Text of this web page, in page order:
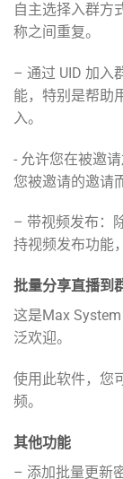
自主选择入群方
称之间重复。
– 通过 UID 加入
能，特别是帮助
入。
- 允许您在被邀
您被邀请的邀请
– 带视频发布：
持视频发布功能
批量分享直播到
这是Max
泛欢迎。
使用此软件，您
频。
其他功能
– 添加批量更新